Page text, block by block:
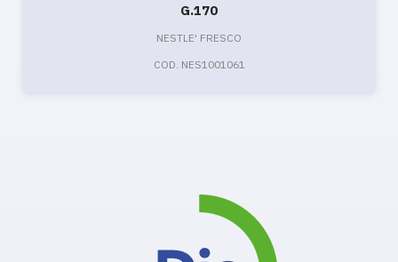
G.170
NESTLE' FRESCO
COD. NES1001061